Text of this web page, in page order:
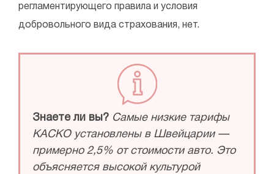
регламентирующего правила и условия
добровольного вида страхования, нет.
Знаете ли вы? Самые низкие тарифы
КАСКО установлены в Швейцарии —
примерно 2,5% от стоимости авто. Это
объясняется высокой культурой